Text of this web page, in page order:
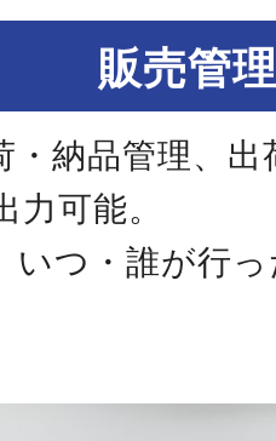
販売管理
・納品管理、
力可能。
いつ・誰が行